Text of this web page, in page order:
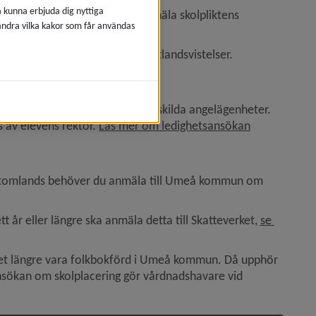
en längre tid ska du anmäla skolpliktens
på annat sätt vid kortare utlandsvistelser.
kan beviljas ledigheter för enskilda angelägenheter.
av elevens rektor. Läs mer om ledighetsansökan
behöver du anmäla till Umeå kommun om
år eller längre ska anmäla detta till Skatteverket, se
fönster.
längre vara folkbokförd i Umeå kommun. Då upphör
om skolplacering gör vårdnadshavare vid
erbjuda dig nyttiga
vilka kakor som får användas